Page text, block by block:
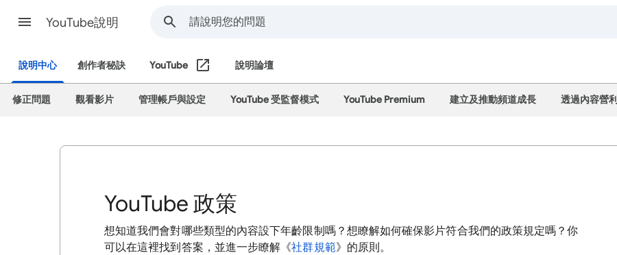
YouTube說明
說明中心 創作者秘訣 YouTube 說明論壇
修正問題 觀看影片 管理帳戶與設定 YouTube 受監督模式 YouTube Premium 建立及推動頻道成長 透過內容營利
YouTube 政策
想知道我們會對哪些類型的內容設下年齡限制嗎？想瞭解如何確保影片符合我們的政策規定嗎？你
可以在這裡找到答案，並進一步瞭解《社群規範》的原則。